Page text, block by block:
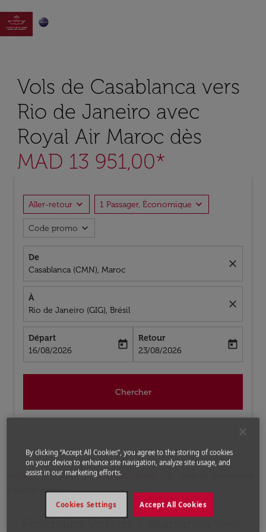

Vols de Casablanca vers
Rio de Janeiro avec
Royal Air Maroc dès
MAD 13 951,00*
Aller-retour expand_more 1 Passager, Économique expand_more
Code promo expand_more
De
Casablanca (CMN), Maroc
close
À
Rio de Janeiro (GIG), Brésil
close
Départ
fc-booking-departure-date-aria-label
16/08/2026
today
Retour
fc-booking-return-date-aria-label
23/08/2026
today
Chercher
Accueil Vols Vols pour Brésil
a Rio de Janeiro
Prochains Vols de Casablanca vers
By clicking “Accept All Cookies”, you agree to the storing of cookies
on your device to enhance site navigation, analyze site usage, and
assist in our marketing efforts.
Accept All Cookies
Cookies Settings